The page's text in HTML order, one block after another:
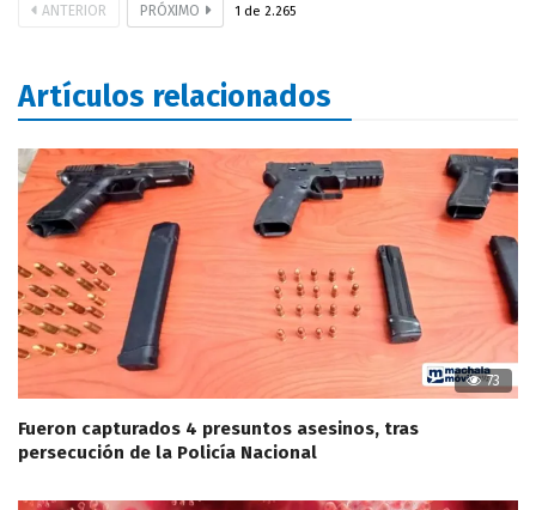
ANTERIOR PRÓXIMO 1 de 2.265
Artículos relacionados
73
Fueron capturados 4 presuntos asesinos, tras
persecución de la Policía Nacional